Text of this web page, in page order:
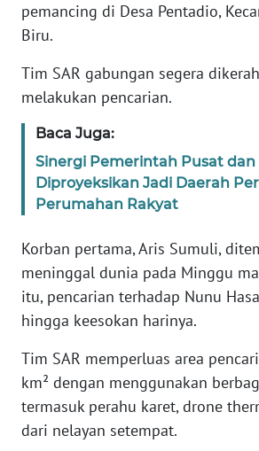
pemancing di Desa Pentadio,
Biru.
Tim SAR gabungan segera
melakukan pencarian.
Baca Juga:
Sinergi Pemerintah Pusat dan
Diproyeksikan Jadi Daerah
Perumahan Rakyat
Korban pertama, Aris Sumuli,
meninggal dunia pada Minggu
itu, pencarian terhadap Nunu
hingga keesokan harinya.
Tim SAR memperluas area
km² dengan menggunakan
termasuk perahu karet, drone
dari nelayan setempat.
WN
PAPUA
WN
WN
SERAMBI
JAMBI
WN
SULTRA
WN
NTB
WN